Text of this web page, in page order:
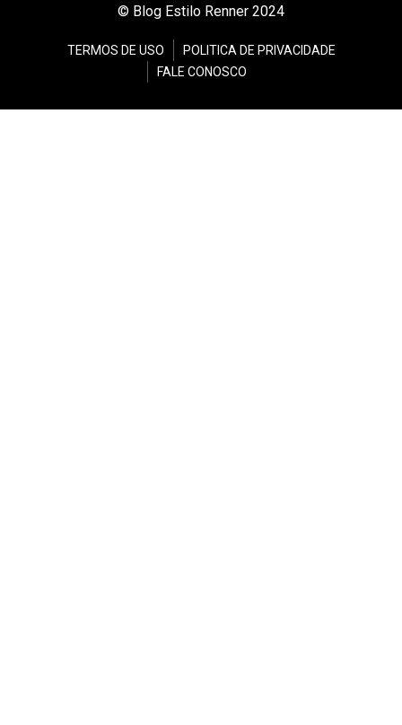
© Blog Estilo Renner 2024
TERMOS DE USO
POLITICA DE PRIVACIDADE
FALE CONOSCO